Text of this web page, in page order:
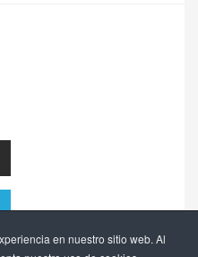
en nuestro sitio web. Al